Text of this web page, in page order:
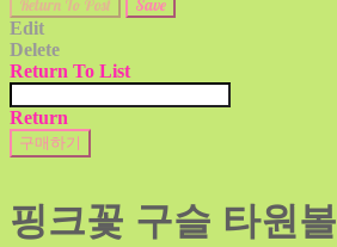
Return To Post Save
Edit
Delete
Return To List
Return
구매하기
핑크꽃 구슬 타원볼